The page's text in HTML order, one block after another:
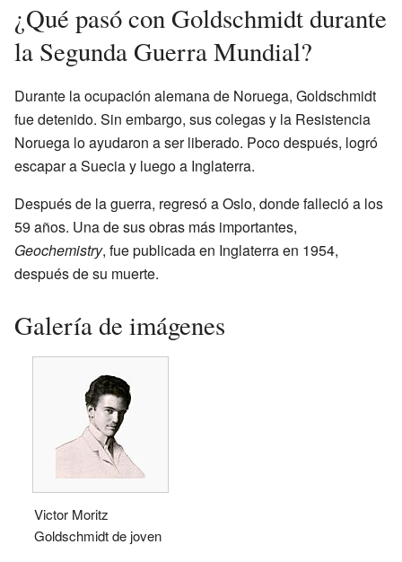
¿Qué pasó con Goldschmidt durante
la Segunda Guerra Mundial?
Durante la ocupación alemana de Noruega, Goldschmidt
fue detenido. Sin embargo, sus colegas y la Resistencia
Noruega lo ayudaron a ser liberado. Poco después, logró
escapar a Suecia y luego a Inglaterra.
Después de la guerra, regresó a Oslo, donde falleció a los
59 años. Una de sus obras más importantes,
Geochemistry, fue publicada en Inglaterra en 1954,
después de su muerte.
Galería de imágenes
Victor Moritz
Goldschmidt de joven